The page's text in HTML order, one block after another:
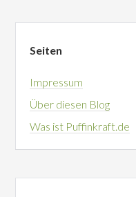
Seiten
Impressum
Über diesen Blog
Was ist Puffinkraft.de